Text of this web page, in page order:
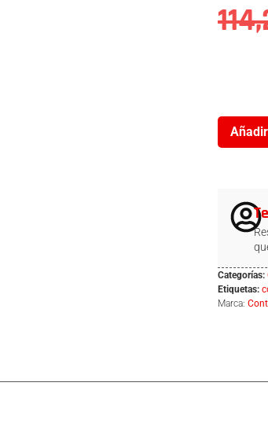
Categorías:
Etiquetas:
Marca: